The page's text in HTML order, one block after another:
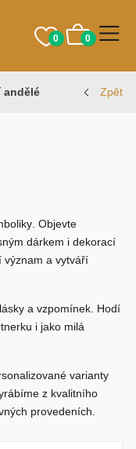
0 0
andělé Zpět
. Objevte
dárkem i dekorací
význam a vytváří
a vzpomínek. Hodí
i jako milá
varianty
z kvalitního
provedeních.